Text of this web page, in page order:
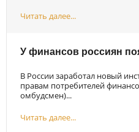
Читать далее...
У финансов россиян
В России заработал новый
правам потребителей
омбудсмен)...
Читать далее...